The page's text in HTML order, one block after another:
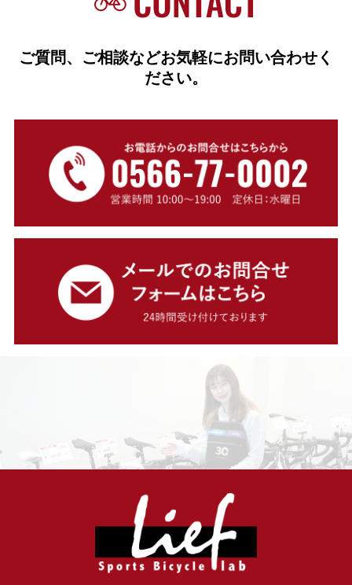
ご質問、ご相談などお気軽にお問い合わせく
ださい。